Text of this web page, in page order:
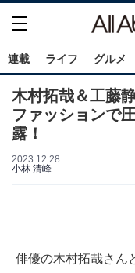
連載 ライフ グルメ
木村拓哉＆工藤
ファッションで
露！
2023.12.28
小林 清峰
俳優の木村拓哉さん